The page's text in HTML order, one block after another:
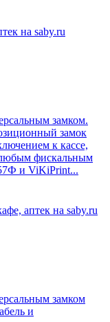
замком.
замок
к кассе,
фискальным
и ViKiPrint...
замком
и